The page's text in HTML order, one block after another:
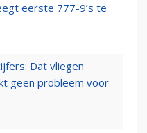
eerste 777-9’s te
Dat vliegen
geen probleem voor